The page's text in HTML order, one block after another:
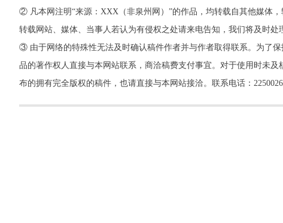
② 凡本网注明“来源：XXX（非泉州网）”的作品，均转载自其他媒体
转载网站、媒体、当事人若认为有侵权之处请来电告知，我们将及时处
③ 由于网络的特殊性无法及时确认稿件作者并与作者取得联系。为了
品的著作权人直接与本网站联系，商洽稿费支付事宜。对于使用时未
布的拥有完全版权的稿件，也请直接与本网站接洽。联系电话：